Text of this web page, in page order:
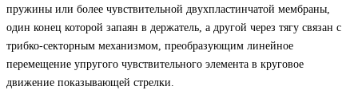
пружины или более чувствительной двухпластинчатой мембраны,
один конец которой запаян в держатель, а другой через тягу связан с
трибко-секторным механизмом, преобразующим линейное
перемещение упругого чувствительного элемента в круговое
движение показывающей стрелки.